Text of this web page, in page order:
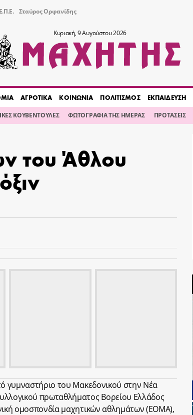
Σταύρος Ορφανίδης
Κυριακή, 9 Αυγούστου 2026
ΑΓΡΟΤΙΚΑ ΚΟΙΝΩΝΙΑ ΠΟΛΙΤΙΣΜΟΣ ΕΚΠΑΙΔΕΥΣΗ
ΚΟΥΒΕΝΤΟΥΛΕΣ ΦΩΤΟΓΡΑΦΙΑ ΤΗΣ ΗΜΕΡΑΣ ΠΡΟΤΑΣΕΙΣ
του Άθλου
γυμναστήριο του Μακεδονικού στην Νέα
πρωταθλήματος Βορείου Ελλάδος
ομοσπονδία μαχητικών αθλημάτων (ΕΟΜΑ),